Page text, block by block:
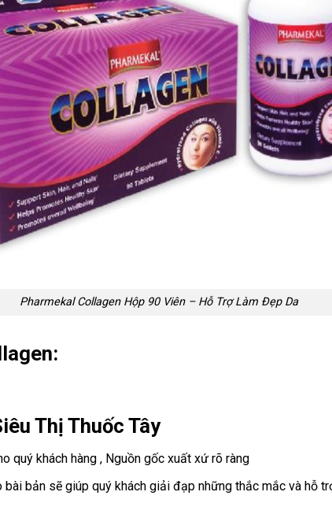
Pharmekal Collagen Hộp 90 Viên – Hỗ Trợ Làm Đẹp Da
Thị Thuốc Tây
quý khách hàng , Nguồn gốc xuất xứ rõ ràng
bản sẽ giúp quý khách giải đạp những thắc mắc và hỗ